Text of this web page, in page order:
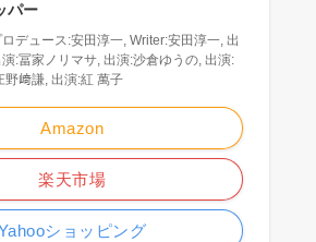
パー
デュース:安田淳一, Writer:安田淳一, 出
:冨家ノリマサ, 出演:沙倉ゆうの, 出演:
野﨑謙, 出演:紅 萬子
Amazon
楽天市場
ショッピング